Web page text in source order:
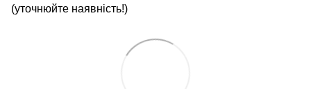
(уточнюйте наявність!)